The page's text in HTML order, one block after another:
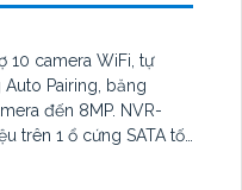
10 camera WiFi, tự
Pairing, băng
đến 8MP. NVR-
trên 1 ổ cứng SATA tối